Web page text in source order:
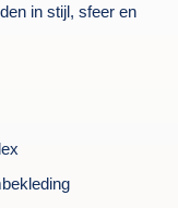
in stijl, sfeer en